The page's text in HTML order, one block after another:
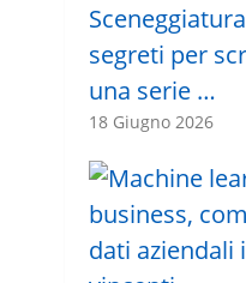
segreti per
una serie …
18 Giugno 2026